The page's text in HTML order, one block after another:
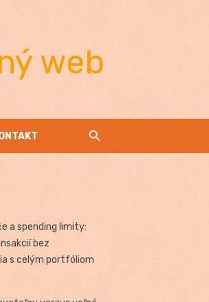
web
a spending limity:
bez
s celým portfóliom